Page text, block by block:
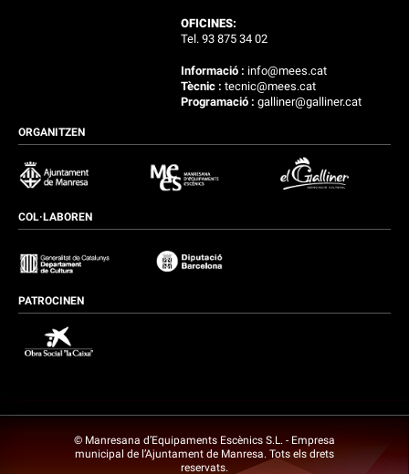
OFICINES:
Tel. 93 875 34 02
Informació : info@mees.cat
Tècnic :tecnic@mees.cat
Programació :galliner@galliner.cat
ORGANITZEN
COL·LABOREN
PATROCINEN
© Manresana d’Equipaments Escènics S.L. - Empresa
municipal de l’Ajuntament de Manresa. Tots els drets
reservats.